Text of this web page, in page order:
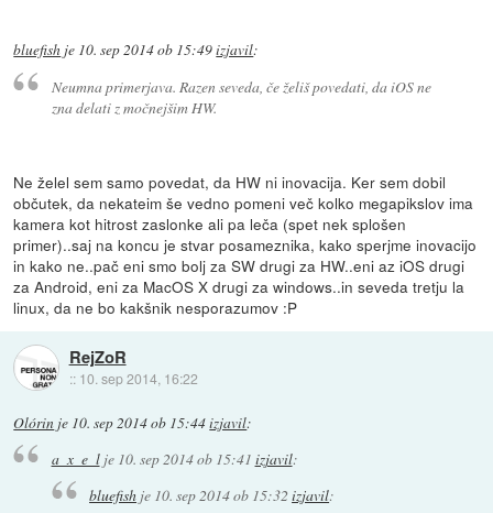
bluefish je 10. sep 2014 ob 15:49izjavil:
Neumna primerjava. Razen seveda, če želiš povedati, da iOS ne
zna delati z močnejšim HW.
Ne želel sem samo povedat, da HW ni inovacija. Ker sem dobil
občutek, da nekateim še vedno pomeni več kolko megapikslov ima
kamera kot hitrost zaslonke ali pa leča (spet nek splošen
primer)..saj na koncu je stvar posameznika, kako sperjme inovacijo
in kako ne..pač eni smo bolj za SW drugi za HW..eni az iOS drugi
za Android, eni za MacOS X drugi za windows..in seveda tretju la
linux, da ne bo kakšnik nesporazumov :P
RejZoR
:: 10. sep 2014, 16:22
Olórin je 10. sep 2014 ob 15:44izjavil:
a_x_e_lje 10. sep 2014 ob 15:41 izjavil:
bluefish je 10. sep 2014 ob 15:32izjavil: